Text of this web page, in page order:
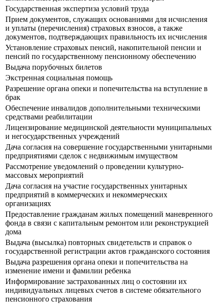
Государственная экспертиза условий труда
Прием документов, служащих основаниями для исчисления
и уплаты (перечисления) страховых взносов, а также
документов, подтверждающих правильность их исчисления
Установление страховых пенсий, накопительной пенсии и
пенсий по государственному пенсионному обеспечению
Выдача порубочных билетов
Экстренная социальная помощь
Разрешение органа опеки и попечительства на вступление в
брак
Обеспечение инвалидов дополнительными техническими
средствами реабилитации
Лицензирование медицинской деятельности муниципальных
и негосударственных учреждений
Дача согласия на совершение государственными унитарными
предприятиями сделок с недвижимым имуществом
Рассмотрение уведомлений о проведении культурно-
массовых мероприятий
Дача согласия на участие государственных унитарных
предприятий в коммерческих и некоммерческих
организациях
Предоставление гражданам жилых помещений маневренного
фонда в связи с капитальным ремонтом или реконструкцией
дома
Выдача (высылка) повторных свидетельств и справок о
государственной регистрации актов гражданского состояния
Выдача разрешения органа опеки и попечительства на
изменение имени и фамилии ребенка
Информирование застрахованных лиц о состоянии их
индивидуальных лицевых счетов в системе обязательного
пенсионного страхования